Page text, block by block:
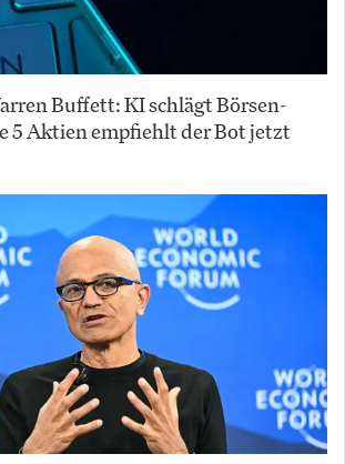
Buffett: KI schlägt Börsen-
5 Aktien empfiehlt der Bot jetzt